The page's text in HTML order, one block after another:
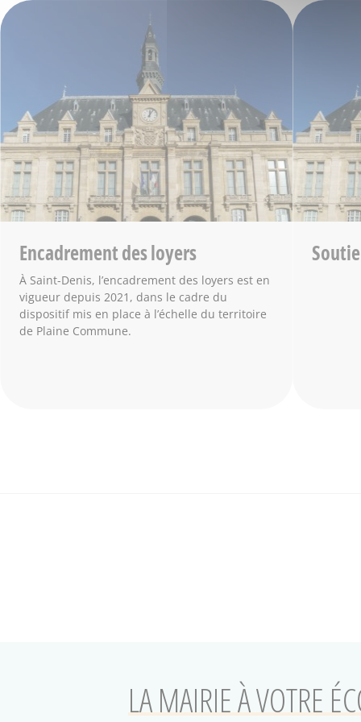
Encadrement des loyers
À Saint-Denis, l’encadrement des loyers est en
vigueur depuis 2021, dans le cadre du
dispositif mis en place à l’échelle du territoire
de Plaine Commune.
LA MAIRIE À VOTRE